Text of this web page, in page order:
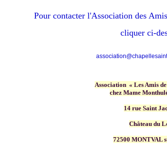
Pour contacter l'Association des
cliquer ci-
Association « Les Amis
chez Mame
14 rue Saint
Château du
72500 MONTVAL